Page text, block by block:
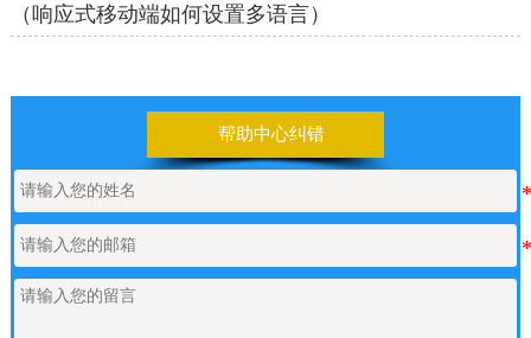
（响应式移动端如何设置多语言）
帮助中心纠错